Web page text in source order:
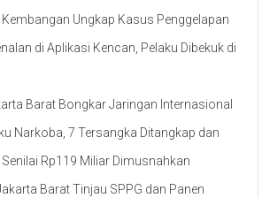
Ungkap Kasus Penggelapan
di Aplikasi Kencan, Pelaku Dibekuk di
Barat Bongkar Jaringan Internasional
Narkoba, 7 Tersangka Ditangkap dan
Rp119 Miliar Dimusnahkan
Barat Tinjau SPPG dan Panen